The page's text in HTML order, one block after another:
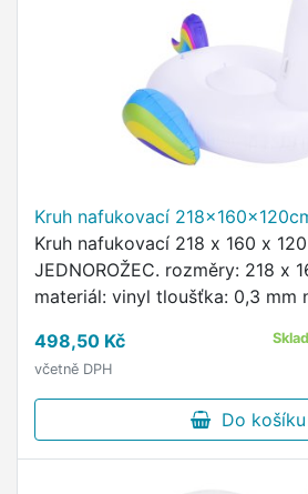
Kruh nafukovací
Kruh nafukovací 218 x 160 x
JEDNOROŽEC. rozměry: 218 x
materiál: vinyl tloušťka: 0,3 mm
určené k letním hrám nebo
498,50 Kč
včetně DPH
Do košíku